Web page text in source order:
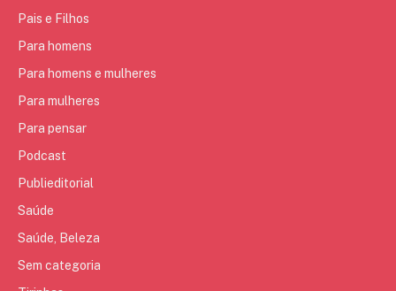
Pais e Filhos
Para homens
Para homens e mulheres
Para mulheres
Para pensar
Podcast
Publieditorial
Saúde
Saúde, Beleza
Sem categoria